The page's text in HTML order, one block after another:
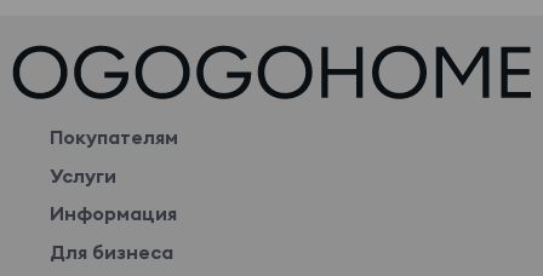
Покупателям
Услуги
Информация
Для бизнеса